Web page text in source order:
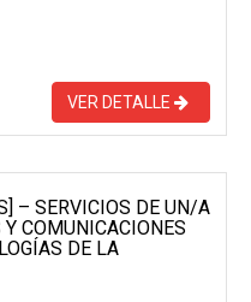
VER DETALLE
– SERVICIOS DE UN/A
COMUNICACIONES
DE LA